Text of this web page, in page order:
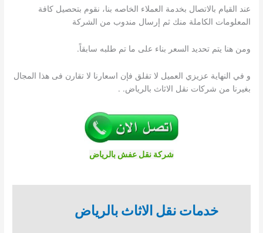
عند القيام بالاتصال بخدمة العملاء الخاصه بنا، نقوم بتحصيل كافة
المعلومات الكاملة منك ثم إرسال مندوب من الشركة
ومن هنا يتم تحديد السعر بناء على ما تم طلبه سابقاً.
و في النهاية عزيزي العميل لا تقلق فإن اسعارنا لا تقارن فى هذا المجال
بغيرنا من شركات نقل الاثاث بالرياض. .
شركة نقل عفش بالرياض
خدمات نقل الاثاث بالرياض